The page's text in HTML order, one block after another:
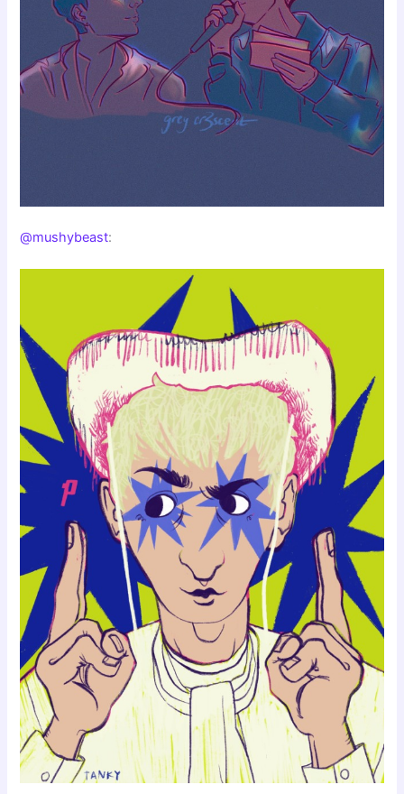
@mushybeast: